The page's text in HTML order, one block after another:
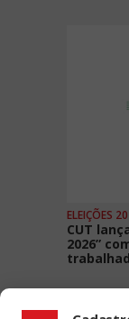
ELEIÇÕES
CUT
2026”